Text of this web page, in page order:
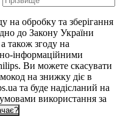
на обробку та зберігання
до Закону України
також згоду на
інформаційними
Ви можете скасувати
на знижку діє в
та буде надісланий на
використання за